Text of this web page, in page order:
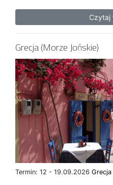
Czytaj
Grecja (Morze Jońskie)
Termin: 12 - 19.09.2026